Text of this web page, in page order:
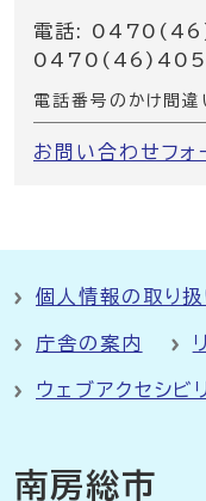
電話:
電話番号のかけ間違
お問い合わせフォ
個人情報の取り
庁舎の案内
ウェブアクセシビ
南房総市